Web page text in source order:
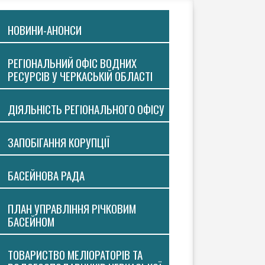
НОВИНИ-АНОНСИ
РЕГІОНАЛЬНИЙ ОФІС ВОДНИХ
РЕСУРСІВ У ЧЕРКАСЬКІЙ ОБЛАСТІ
ДІЯЛЬНІСТЬ РЕГІОНАЛЬНОГО ОФІСУ
ЗАПОБІГАННЯ КОРУПЦІЇ
БАСЕЙНОВА РАДА
ПЛАН УПРАВЛІННЯ РІЧКОВИМ
БАСЕЙНОМ
ТОВАРИСТВО МЕЛІОРАТОРІВ ТА